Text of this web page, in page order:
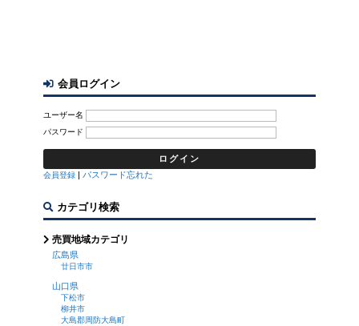
会員ログイン
ユーザー名
パスワード
会員登録 | パスワード忘れた
カテゴリ検索
売買地域カテゴリ
広島県
廿日市市
山口県
下松市
柳井市
大島郡周防大島町